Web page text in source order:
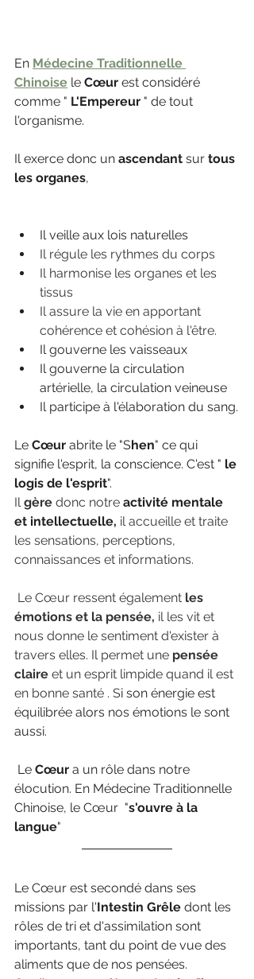
En Médecine Traditionnelle
Chinoise le Cœur est considéré
comme " L'Empereur " de tout
l'organisme.
Il exerce donc un ascendant sur tous
les organes,
Il veille aux lois naturelles
Il régule les rythmes du corps
Il harmonise les organes et les
tissus
Il assure la vie en apportant
cohérence et cohésion à l'être.
Il gouverne les vaisseaux
Il gouverne la circulation
artérielle, la circulation veineuse
Il participe à l'élaboration du sang.
Le Cœur abrite le "Shen" ce qui
signifie l'esprit, la conscience. C'est " le
logis de l'esprit".
Il gère donc notre activité mentale
et intellectuelle, il accueille et traite
les sensations, perceptions,
connaissances et informations.
Le Cœur ressent également les
émotions et la pensée, il les vit et
nous donne le sentiment d'exister à
travers elles. Il permet une pensée
claire et un esprit limpide quand il est
en bonne santé . Si son énergie est
équilibrée alors nos émotions le sont
aussi.
Le Cœur a un rôle dans notre
élocution. En Médecine Traditionnelle
Chinoise, le Cœur  "s'ouvre à la
langue"
Le Cœur est secondé dans ses
missions par l'Intestin Grêle dont les
rôles de tri et d'assimilation sont
importants, tant du point de vue des
aliments que de nos pensées.